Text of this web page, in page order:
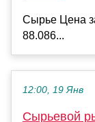
Сырье Цена
88.086...
12:00, 19 Янв
Сырьевой